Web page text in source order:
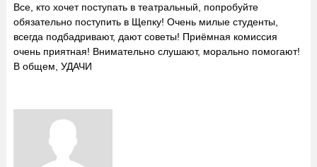
Все, кто хочет поступать в театральный, попробуйте
обязательно поступить в Щепку! Очень милые студенты,
всегда подбадривают, дают советы! Приёмная комиссия
очень приятная! Внимательно слушают, морально помогают!
В общем, УДАЧИ